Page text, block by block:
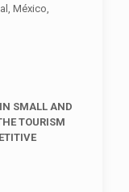
México,
SMALL AND
TOURISM